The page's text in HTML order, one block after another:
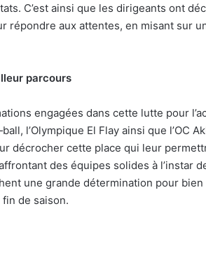
C’est ainsi que les dirigeants ont
répondre aux attentes, en misant sur
parcours
engagées dans cette lutte pour
l’Olympique El Flay ainsi que l’OC
décrocher cette place qui leur
des équipes solides à l’instar
une grande détermination pour
de saison.